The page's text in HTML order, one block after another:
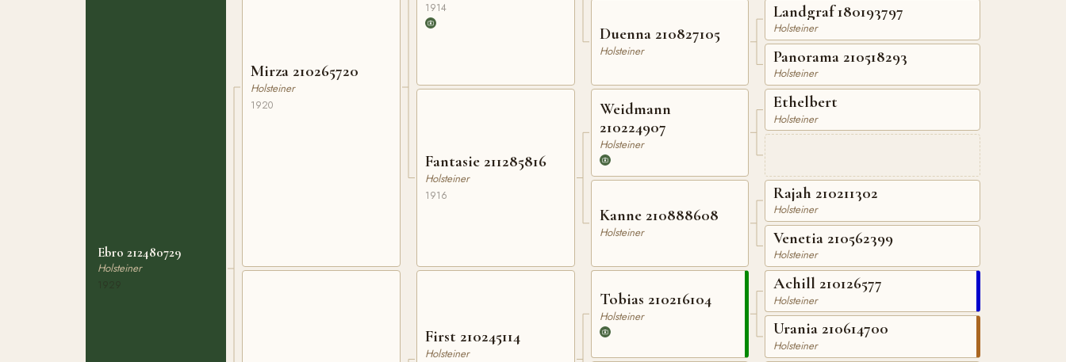
Ebro 212480729
Holsteiner
Mirza 210265720
Holsteiner
1920
1914
Fantasie 211285816
Holsteiner
1916
First 210245114
Holsteiner
Duenna 210827105
Holsteiner
Weidmann
210224907
Holsteiner
Kanne 210888608
Holsteiner
Tobias 210216104
Holsteiner
Landgraf 180193797
Holsteiner
Panorama 210518293
Holsteiner
Ethelbert
Holsteiner
Rajah 210211302
Holsteiner
Venetia 210562399
Holsteiner
Achill 210126577
Holsteiner
Urania 210614700
Holsteiner